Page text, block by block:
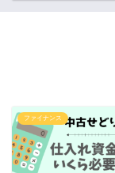
ファイナンス